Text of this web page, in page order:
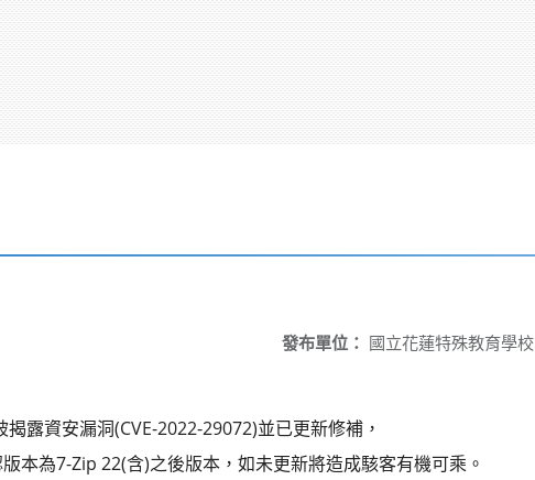
發布單位： 國立花蓮特殊教育學校
露資安漏洞(CVE-2022-29072)並已更新修補，
本為7-Zip 22(含)之後版本，如未更新將造成駭客有機可乘。